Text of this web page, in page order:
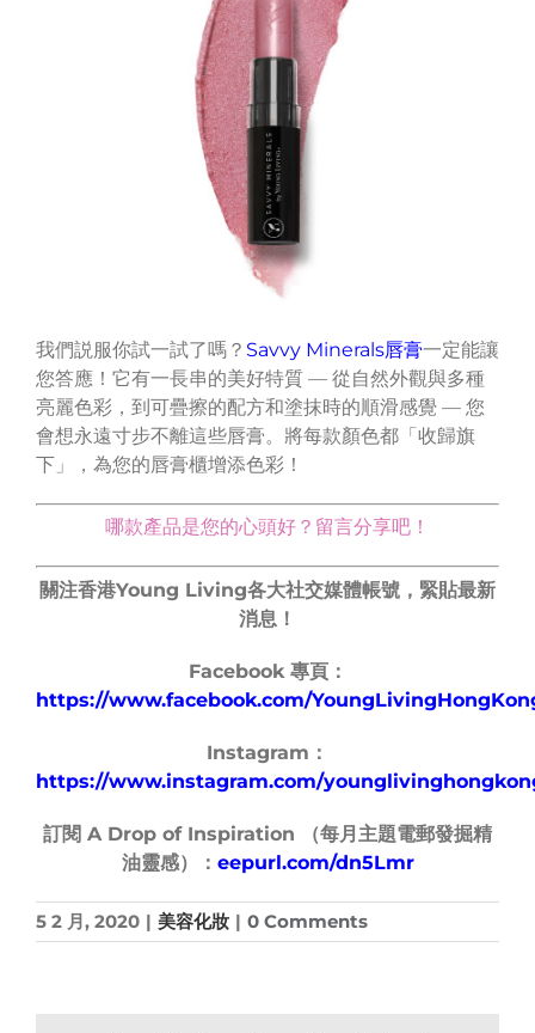
我們説服你試一試了嗎？ Savvy Minerals唇膏一定能讓
您答應！它有一長串的美好特質 — 從自然外觀與多種
亮麗色彩，到可疊擦的配方和塗抹時的順滑感覺 — 您
會想永遠寸步不離這些唇膏。將每款顏色都「收歸旗
下」，為您的唇膏櫃增添色彩！
哪款產品是您的心頭好？留言分享吧！
關注香港Young Living各大社交媒體帳號，緊貼最新
消息！
Facebook 專頁：
https://www.facebook.com/
Instagram：
https://www.instagram.com/
訂閱 A Drop of Inspiration （每月主題電郵發掘精
油靈感）： eepurl.com/dn5Lmr
5 2 月, 2020 | 美容化妝 | 0 Comments